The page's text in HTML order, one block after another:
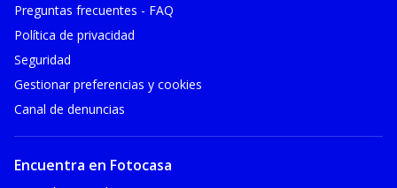
Preguntas frecuentes - FAQ
Política de privacidad
Seguridad
Gestionar preferencias y cookies
Canal de denuncias
Encuentra en Fotocasa